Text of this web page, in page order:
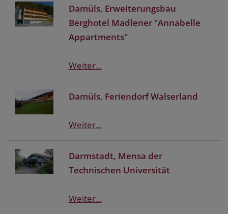
Damüls, Erweiterungsbau
Berghotel Madlener "Annabelle
Appartments"
Weiter...
Damüls, Feriendorf Walserland
Weiter...
Darmstadt, Mensa der
Technischen Universität
Weiter...